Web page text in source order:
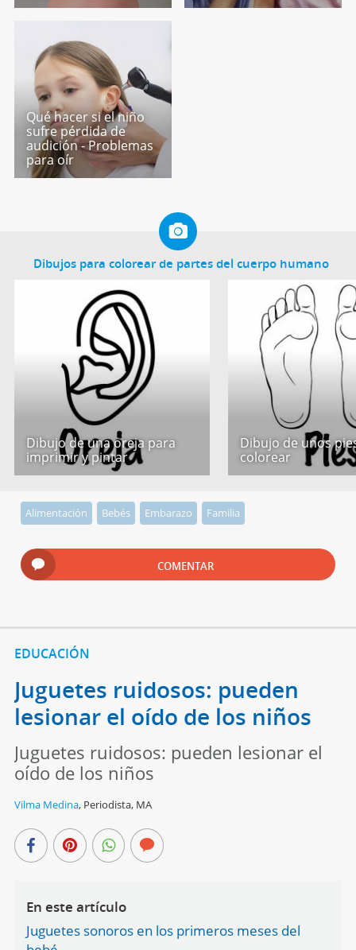
Qué hacer si el niño
sufre pérdida de
audición - Problemas
para oír
Dibujos para colorear de partes del cuerpo humano
Dibujo de una oreja para
imprimir y pintar
Dibujo de unos
colorear
Alimentación Bebés Embarazo Familia
COMENTAR
EDUCACIÓN
Juguetes ruidosos: pueden
lesionar el oído de los niños
Juguetes ruidosos: pueden lesionar el
oído de los niños
Vilma Medina, Periodista, MA
En este artículo
Juguetes sonoros en los primeros meses del